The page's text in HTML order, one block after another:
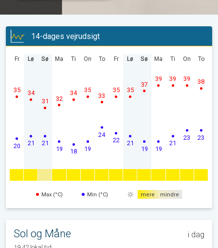
14-dages vejrudsigt
Fr
20
35
Lø
21
34
Sø
21
31
Ma
19
32
Ti
18
34
On
19
35
To
24
33
Fr
22
35
Lø
21
35
Sø
19
37
Ma
19
39
Ti
21
39
On
23
39
To
23
38
Max (°C) Min (°C) mere mindre
Sol og Måne i dag